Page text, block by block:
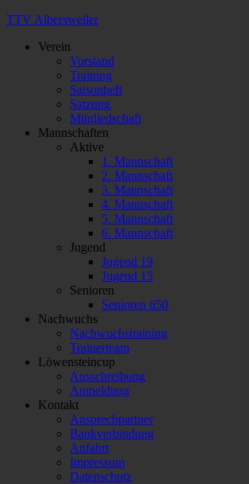
TTV Albersweiler
Verein
Vorstand
Training
Saisonheft
Satzung
Mitgliedschaft
Mannschaften
Aktive
1. Mannschaft
2. Mannschaft
3. Mannschaft
4. Mannschaft
5. Mannschaft
6. Mannschaft
Jugend
Jugend 19
Jugend 15
Senioren
Senioren ü50
Nachwuchs
Nachwuchstraining
Trainerteam
Löwensteincup
Ausschreibung
Anmeldung
Kontakt
Ansprechpartner
Bankverbindung
Anfahrt
Impressum
Datenschutz